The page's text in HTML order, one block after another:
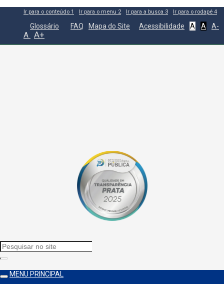
Ir para o conteúdo 1 Ir para o menu 2 Ir para a busca 3 Ir para o rodapé 4
Glossário FAQ Mapa do Site Acessibilidade A A A-
A A+
MENU PRINCIPAL